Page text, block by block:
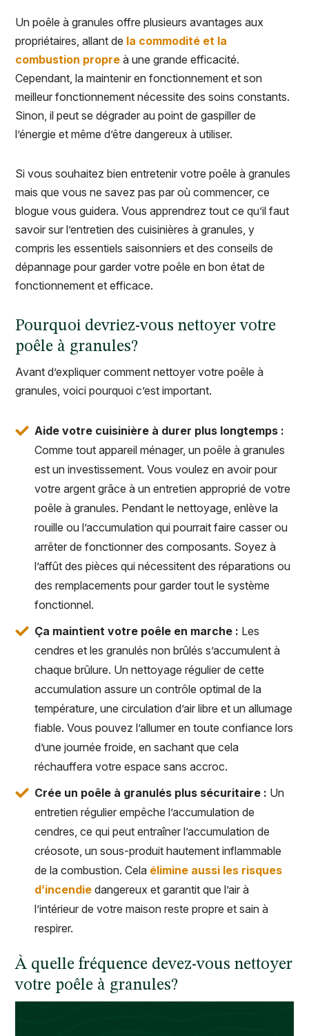
Un poêle à granules offre plusieurs avantages aux
propriétaires, allant de la commodité et la
combustion propre à une grande efficacité.
Cependant, la maintenir en fonctionnement et son
meilleur fonctionnement nécessite des soins constants.
Sinon, il peut se dégrader au point de gaspiller de
l’énergie et même d’être dangereux à utiliser.
Si vous souhaitez bien entretenir votre poêle à granules
mais que vous ne savez pas par où commencer, ce
blogue vous guidera. Vous apprendrez tout ce qu’il faut
savoir sur l’entretien des cuisinières à granules, y
compris les essentiels saisonniers et des conseils de
dépannage pour garder votre poêle en bon état de
fonctionnement et efficace.
Pourquoi devriez-vous nettoyer votre
poêle à granules?
Avant d’expliquer comment nettoyer votre poêle à
granules, voici pourquoi c’est important.
Aide votre cuisinière à durer plus longtemps :
Comme tout appareil ménager, un poêle à granules
est un investissement. Vous voulez en avoir pour
votre argent grâce à un entretien approprié de votre
poêle à granules. Pendant le nettoyage, enlève la
rouille ou l’accumulation qui pourrait faire casser ou
arrêter de fonctionner des composants. Soyez à
l’affût des pièces qui nécessitent des réparations ou
des remplacements pour garder tout le système
fonctionnel.
Ça maintient votre poêle en marche : Les
cendres et les granulés non brûlés s’accumulent à
chaque brûlure. Un nettoyage régulier de cette
accumulation assure un contrôle optimal de la
température, une circulation d’air libre et un allumage
fiable. Vous pouvez l’allumer en toute confiance lors
d’une journée froide, en sachant que cela
réchauffera votre espace sans accroc.
Crée un poêle à granulés plus sécuritaire : Un
entretien régulier empêche l’accumulation de
cendres, ce qui peut entraîner l’accumulation de
créosote, un sous-produit hautement inflammable
de la combustion. Cela élimine aussi les risques
d’incendie dangereux et garantit que l’air à
l’intérieur de votre maison reste propre et sain à
respirer.
À quelle fréquence devez-vous nettoyer
votre poêle à granules?